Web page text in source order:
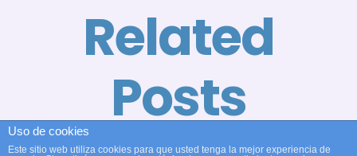
Related
Posts
Gran
Actuación
El Club
Alcobendas
Uso de cookies
Este sitio web utiliza cookies para que usted tenga la mejor experiencia de